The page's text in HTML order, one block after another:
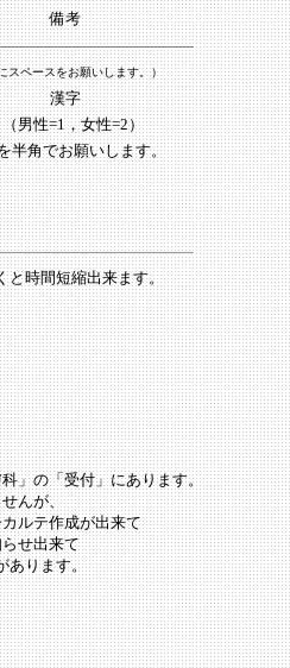
備考
スペースをお願いします。）
漢字
男性=1，女性=2）
半角でお願いします。
と時間短縮出来ます。
」の「受付」にあります。
んが、
ルテ作成が出来て
せ出来て
あります。